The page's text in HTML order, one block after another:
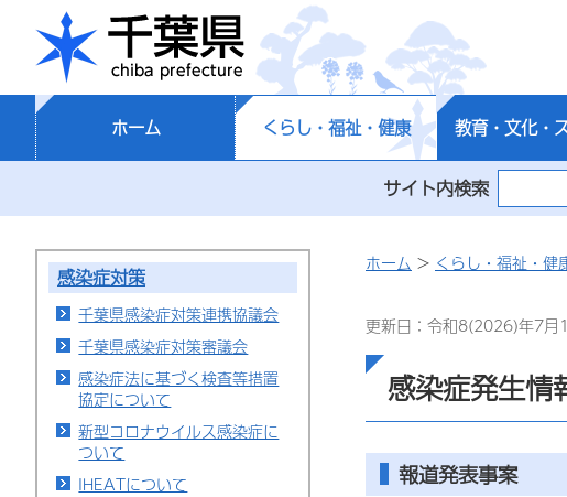
千葉県
ホーム くらし・福祉・健康 教育・文化・
サイト内検索
感染症対策
千葉県感染症対策連携協議会
千葉県感染症対策審議会
感染症法に基づく検査等措置
協定について
新型コロナウイルス感染症に
ついて
IHEATについて
ホーム > くらし・福祉・健
更新日：令和8(2026)年7月
感染症発生情
報道発表事案